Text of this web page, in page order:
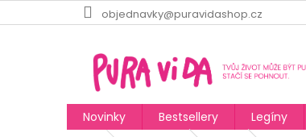
na
objednavky@puravidashop.cz
Novinky Bestsellery Legíny